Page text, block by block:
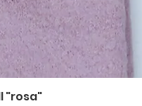
"rosa"